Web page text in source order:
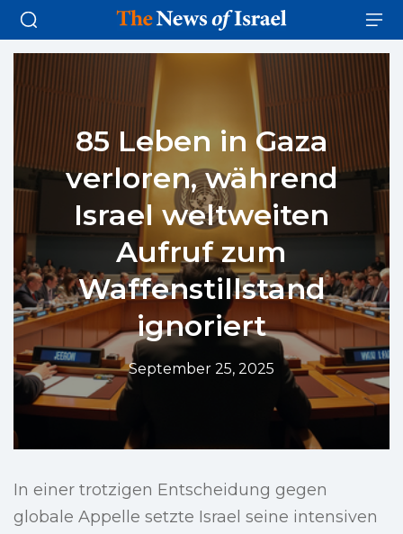
85 Leben in Gaza
verloren, während
Israel weltweiten
Aufruf zum
Waffenstillstand
ignoriert
September 25, 2025
In einer trotzigen Entscheidung gegen
globale Appelle setzte Israel seine intensiven